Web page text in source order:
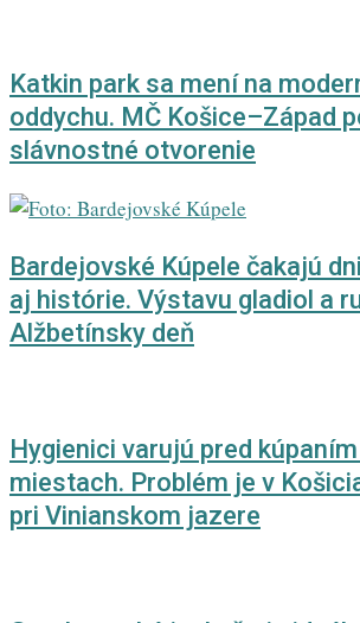
Katkin park sa mení na
oddychu. MČ Košice–Západ
slávnostné otvorenie
Bardejovské Kúpele čakajú
aj histórie. Výstavu gladiol a
Alžbetínsky deň
Hygienici varujú pred
miestach. Problém je v
pri Vinianskom jazere